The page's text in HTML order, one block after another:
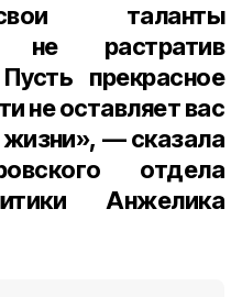
таланты
не растратив
прекрасное
не оставляет вас
жизни», — сказала
отдела
Анжелика